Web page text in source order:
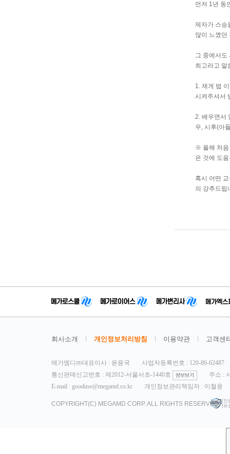
먼저 1년 동
제자가 스승
많이 느꼈던
그 중에서도
최고라고 말
1. 제게 법
시켜주셔서
2. 배우면서
우, 시후(아
※ 올해 처음
은 것에 도
혹시 어떤
의 강추드립
회사소개 개인정보처리방침 이용약관 고객센
메가엠디㈜대표이사 : 윤용국
사업자등록번호 : 120-86-62487
통신판매신고번호 : 제2012-서울서초-1440호
주소 :
E-mail : gooduse@megamd.co.kr
개인정보관리책임자 : 이철웅
COPYRIGHT(C) MEGAMD CORP. ALL RIGHTS RESERVED. [인
[유